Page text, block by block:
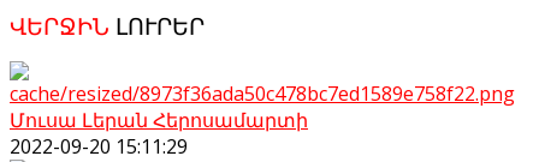
ՎԵՐՋԻՆ ԼՈՒՐԵՐ
Մուսա Լերան Հերոսամարտի
2022-09-20 15:11:29